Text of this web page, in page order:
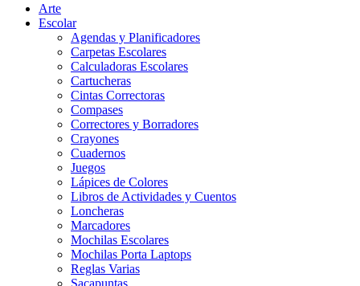
Arte
Escolar
Agendas y Planificadores
Carpetas Escolares
Calculadoras Escolares
Cartucheras
Cintas Correctoras
Compases
Correctores y Borradores
Crayones
Cuadernos
Juegos
Lápices de Colores
Libros de Actividades y Cuentos
Loncheras
Marcadores
Mochilas Escolares
Mochilas Porta Laptops
Reglas Varias
Sacapuntas